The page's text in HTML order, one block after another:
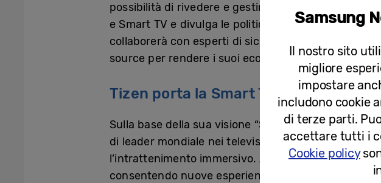
possibilità di rivedere e gestire le proprie
e Smart TV e divulga le politiche sulla privacy di
collaborerà con esperti di sicurezza globali
source per rendere i suoi ecosistemi ancora più
Tizen porta la Smart TV su nuove
Sulla base della sua visione “Screens Everywhere,
di leader mondiale nei televisori sviluppando
l’intrattenimento immersivo. Alla SDC21,
consentendo nuove esperienze, tra cui:
Samsung
Il nostro sito
migliore
impostare
includono cookie
di terze parti.
accettare tutti i
Cookie policy